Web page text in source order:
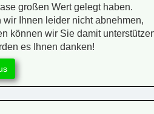
großen Wert gelegt haben.
Ihnen leider nicht abnehmen,
können wir Sie damit
es Ihnen danken!